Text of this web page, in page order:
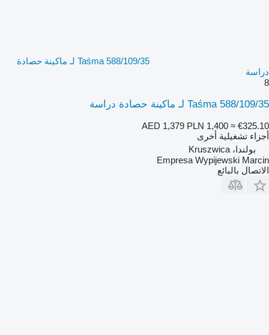
Taśma 588/109/35 لـ ماكينة حصادة
دراسة
8
Taśma 588/109/35 لـ ماكينة حصادة دراسة
AED 1,379 PLN 1,400 ≈ €325.10
أجزاء تشغيلية أخرى
بولندا، Kruszwica
Empresa Wypijewski Marcin
الاتصال بالبائع